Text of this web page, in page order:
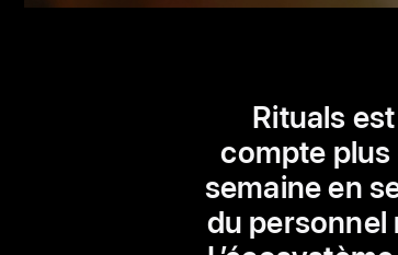
Rituals
compte plus
semaine en
du personnel